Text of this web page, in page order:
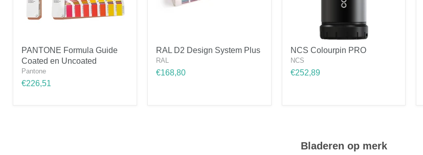
Formula
Guide
Coated
en
Uncoated
PANTONE Formula Guide
Coated en Uncoated
Pantone
€226,51
D2
Design
System
RAL D2 Design System Plus
RAL
€168,80
Colourpin
PRO
NCS Colourpin PRO
NCS
€252,89
Bladeren op merk